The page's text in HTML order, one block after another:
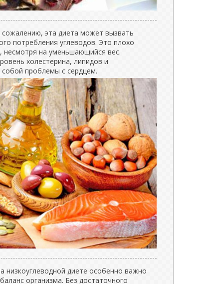
эта диета может вызвать
потребления углеводов. Это плохо
несмотря на уменьшающийся вес.
холестерина, липидов и
собой проблемы с сердцем.
низкоуглеводной диете особенно важно
организма. Без достаточного